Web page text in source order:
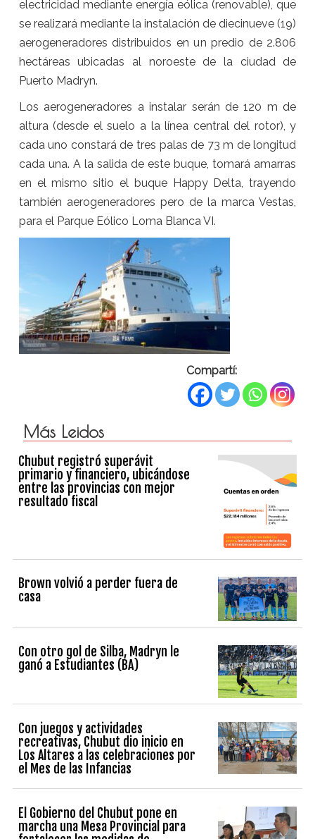
electricidad mediante energía eólica (renovable), que
se realizará mediante la instalación de diecinueve (19)
aerogeneradores distribuidos en un predio de 2.806
hectáreas ubicadas al noroeste de la ciudad de
Puerto Madryn.
Los aerogeneradores a instalar serán de 120 m de
altura (desde el suelo a la línea central del rotor), y
cada uno constará de tres palas de 73 m de longitud
cada una. A la salida de este buque, tomará amarras
en el mismo sitio el buque Happy Delta, trayendo
también aerogeneradores pero de la marca Vestas,
para el Parque Eólico Loma Blanca VI.
Compartí:
Más Leidos
Chubut registró superávit
primario y financiero, ubicándose
entre las provincias con mejor
resultado fiscal
Brown volvió a perder fuera de
casa
Con otro gol de Silba, Madryn le
ganó a Estudiantes (BA)
Con juegos y actividades
recreativas, Chubut dio inicio en
Los Altares a las celebraciones por
el Mes de las Infancias
El Gobierno del Chubut pone en
marcha una Mesa Provincial para